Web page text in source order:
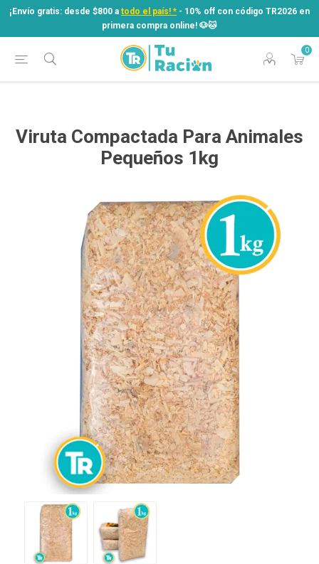
¡Envío gratis: desde $800 a todo el país! * - 10% off con código TR2026 en
primera compra online! ​🐶​🐱
0
¡Envío gratis: desde $800 atodo el país! *
- 10% off con código TR2026 en
primera compra online! ​🐶​🐱
Viruta Compactada Para Animales
Pequeños 1kg